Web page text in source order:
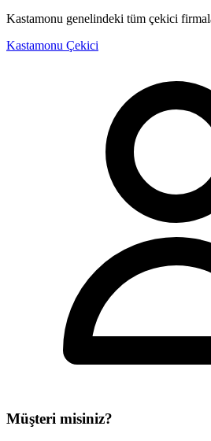
Kastamonu genelindeki tüm çekici
Kastamonu Çekici
Müşteri misiniz?